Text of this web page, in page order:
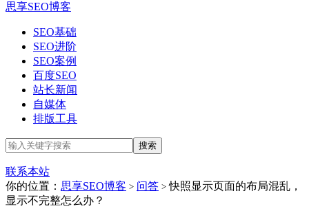
思享SEO博客
SEO基础
SEO进阶
SEO案例
百度SEO
站长新闻
自媒体
排版工具
联系本站
你的位置： 思享SEO博客 > 问答 > 快照显示页面的布局混乱，
显示不完整怎么办？